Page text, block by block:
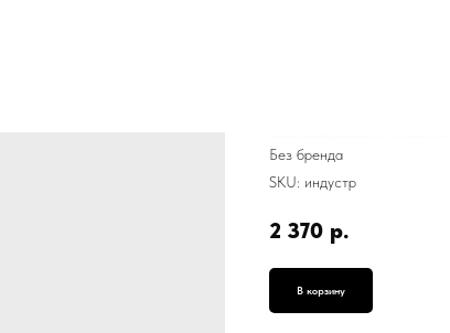
Без бренда
SKU: индустр
2 370 р.
В корзину